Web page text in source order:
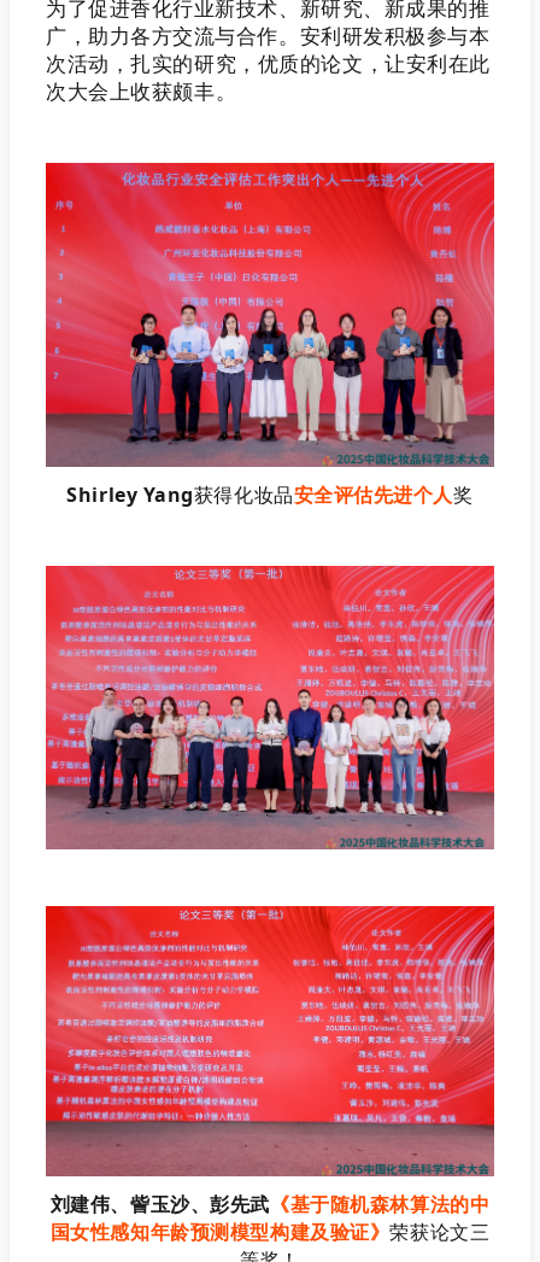
为了促进香化行业新技术、新研究、新成果的推
广，助力各方交流与合作。安利研发积极参与本
次活动 ，扎实的研究， 优质的论文，让安利在此
次大会上收获颇丰。
Shirley Yang获得化妆品安全评估先进个人奖
刘建伟、 訾玉沙、彭先武 《基于随机森林算法的中
国女性感知年龄预测模型构建及验证》荣获论文三